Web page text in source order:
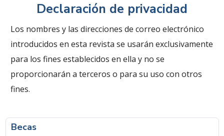
Declaración de privacidad
Los nombres y las direcciones de correo electrónico
introducidos en esta revista se usarán exclusivamente
para los fines establecidos en ella y no se
proporcionarán a terceros o para su uso con otros
fines.
Becas